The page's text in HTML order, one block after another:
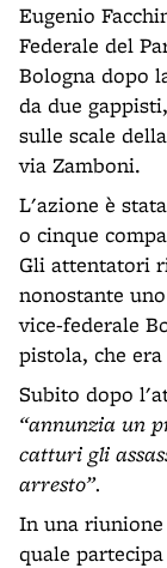
Eugenio
Federale del
Bologna dopo
da due
sulle scale
via Zamboni.
L'azione è
o cinque
Gli attentatori
nonostante
vice-federale
pistola, che
Subito dopo
“annunzia un
catturi gli
arresto”.
In una
quale